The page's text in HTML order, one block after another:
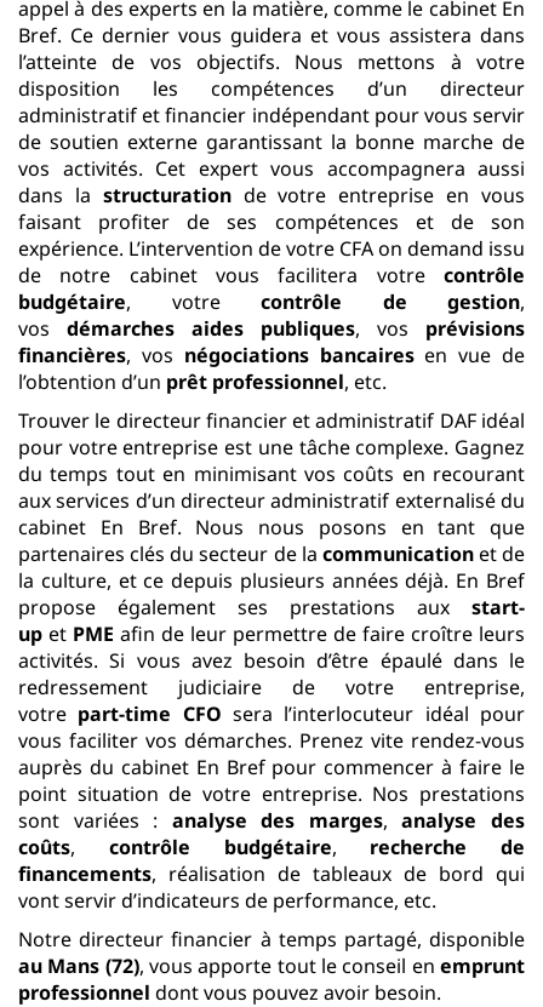
appel à des experts en la matière, comme le cabinet En
Bref. Ce dernier vous guidera et vous assistera dans
l’atteinte de vos objectifs. Nous mettons à votre
disposition les compétences d’un directeur
administratif et financier indépendant pour vous servir
de soutien externe garantissant la bonne marche de
vos activités. Cet expert vous accompagnera aussi
dans la structurationde votre entreprise en vous
faisant profiter de ses compétences et de son
expérience. L’intervention de votre CFA on demand issu
de notre cabinet vous facilitera votre contrôle
budgétaire, votre contrôle de gestion,
vos démarches aides publiques, vos prévisions
financières, vos négociations bancairesen vue de
l’obtention d’un prêt professionnel, etc.
Trouver le directeur financier et administratif DAF idéal
pour votre entreprise est une tâche complexe. Gagnez
du temps tout en minimisant vos coûts en recourant
aux services d’un directeur administratif externalisé du
cabinet En Bref. Nous nous posons en tant que
partenaires clés du secteur de la communicationet de
la culture, et ce depuis plusieurs années déjà. En Bref
propose également ses prestations aux start-
up et PME afin de leur permettre de faire croître leurs
activités. Si vous avez besoin d’être épaulé dans le
redressement judiciaire de votre entreprise,
votre part-time CFO sera l’interlocuteur idéal pour
vous faciliter vos démarches. Prenez vite rendez-vous
auprès du cabinet En Bref pour commencer à faire le
point situation de votre entreprise. Nos prestations
sont variées : analyse des marges,analyse des
coûts, contrôle budgétaire, recherche de
financements, réalisation de tableaux de bord qui
vont servir d’indicateurs de performance, etc.
Notre directeur financier à temps partagé, disponible
au Mans (72), vous apporte tout le conseil enemprunt
professionnel dont vous pouvez avoir besoin.